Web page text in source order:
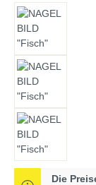
Die